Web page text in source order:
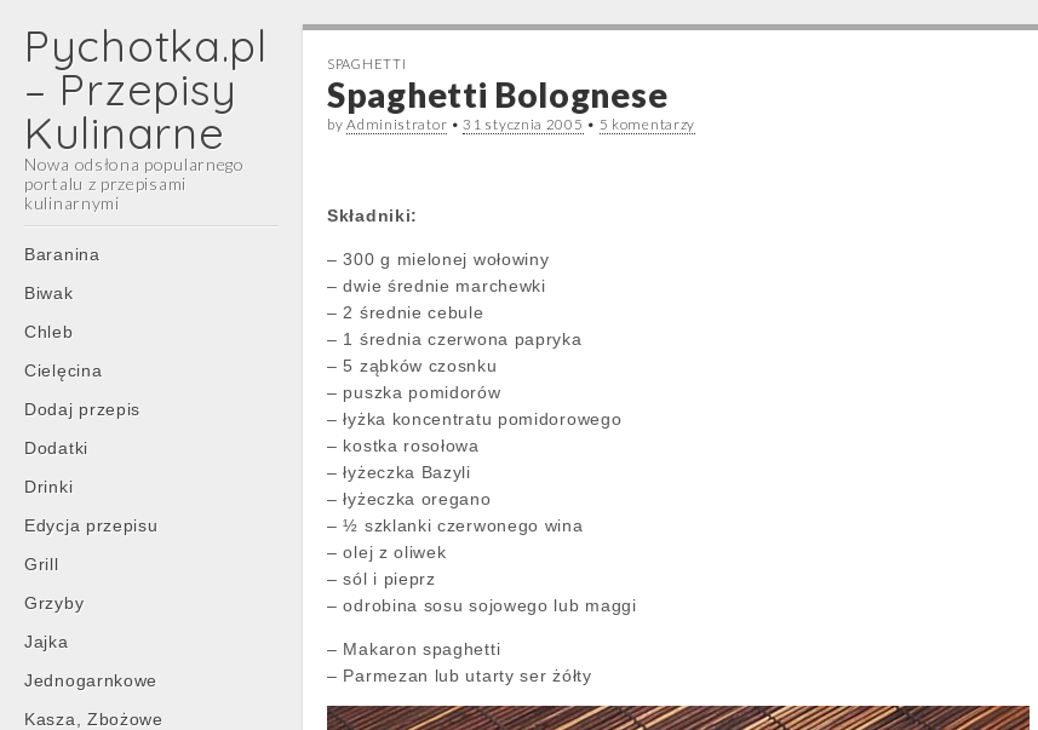
Pychotka.pl
– Przepisy
Kulinarne
Nowa odsłona popularnego
portalu z przepisami
kulinarnymi
Main
menu
Skip
content
Baranina
Biwak
Chleb
Cielęcina
Dodaj przepis
Dodatki
Drinki
Edycja przepisu
Grill
Grzyby
Jajka
Jednogarnkowe
Kasza, Zbożowe
SPAGHETTI
Spaghetti Bolognese
byAdministrator •31 stycznia 2005 • 5 komentarzy
Składniki:
– 300 g mielonej wołowiny
– dwie średnie marchewki
– 2 średnie cebule
– 1 średnia czerwona papryka
– 5 ząbków czosnku
– puszka pomidorów
– łyżka koncentratu pomidorowego
– kostka rosołowa
– łyżeczka Bazyli
– łyżeczka oregano
– ½ szklanki czerwonego wina
– olej z oliwek
– sól i pieprz
– odrobina sosu sojowego lub maggi
– Makaron spaghetti
– Parmezan lub utarty ser żółty